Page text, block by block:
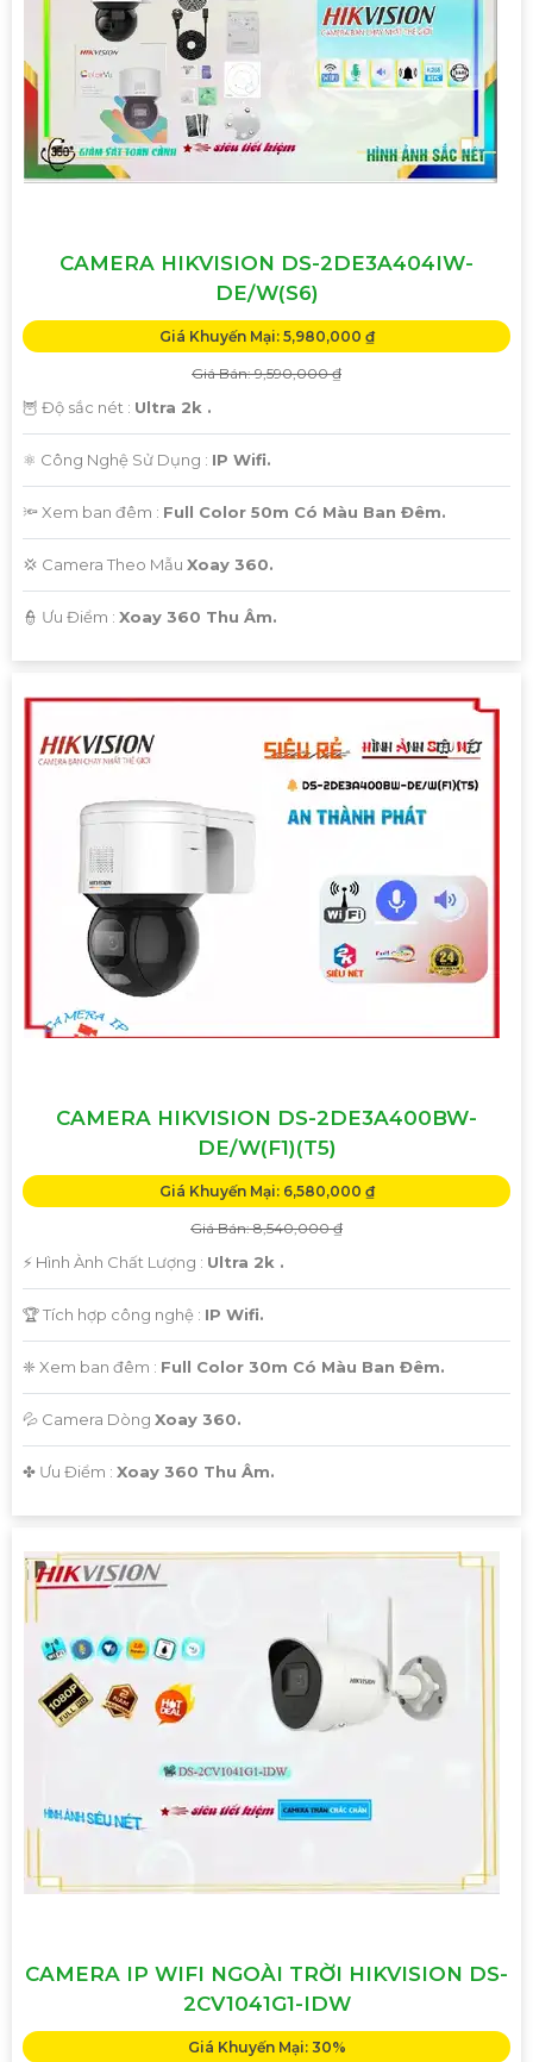
CAMERA HIKVISION DS-2DE3A404IW-
DE/W(S6)
Giá Khuyến Mại: 5,980,000 ₫
Giá Bán: 9,590,000 ₫
🦉 Độ sắc nét : Ultra 2k .
⚛️ Công Nghệ Sử Dụng : IP Wifi.
🔦 Xem ban đêm : Full Color 50m Có Màu Ban Đêm.
💢 Camera Theo Mẫu Xoay 360.
️👮 Ưu Điểm : Xoay 360 Thu Âm.
CAMERA HIKVISION DS-2DE3A400BW-
DE/W(F1)(T5)
Giá Khuyến Mại: 6,580,000 ₫
Giá Bán: 8,540,000 ₫
️⚡ Hình Ành Chất Lượng : Ultra 2k .
🏆 Tích hợp công nghệ : IP Wifi.
❈ Xem ban đêm : Full Color 30m Có Màu Ban Đêm.
💦 Camera Dòng Xoay 360.
️✤ Ưu Điểm : Xoay 360 Thu Âm.
CAMERA IP WIFI NGOÀI TRỜI HIKVISION DS-
2CV1041G1-IDW
Giá Khuyến Mại: 30%